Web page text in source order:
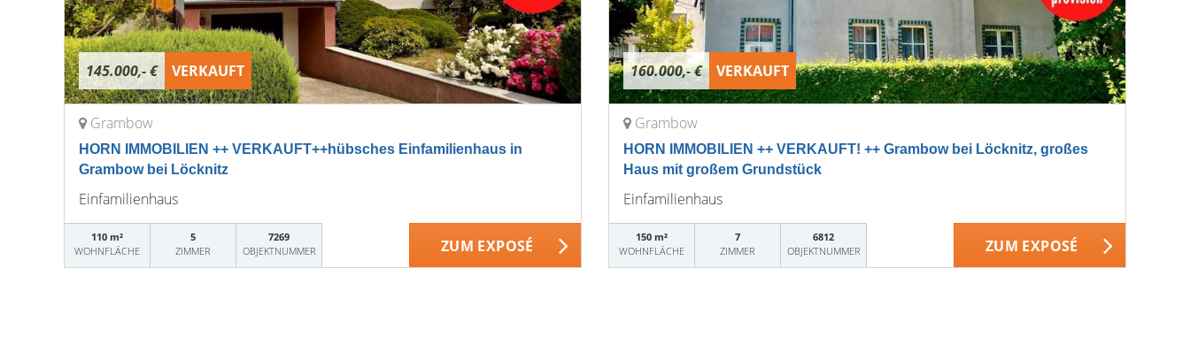
145.000,- € VERKAUFT
Grambow
HORN IMMOBILIEN ++ VERKAUFT++hübsches Einfamilienhaus in
Grambow bei Löcknitz
Einfamilienhaus
110 m²
WOHNFLÄCHE
5
ZIMMER
7269
OBJEKTNUMMER
ZUM EXPOSÉ
160.000,- € VERKAUFT
Grambow
HORN IMMOBILIEN ++ VERKAUFT! ++ Grambow bei Löcknitz, großes
Haus mit großem Grundstück
Einfamilienhaus
150 m²
WOHNFLÄCHE
7
ZIMMER
6812
OBJEKTNUMMER
ZUM EXPOSÉ